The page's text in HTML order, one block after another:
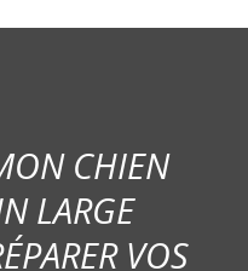
CHIEN
LARGE
VOS